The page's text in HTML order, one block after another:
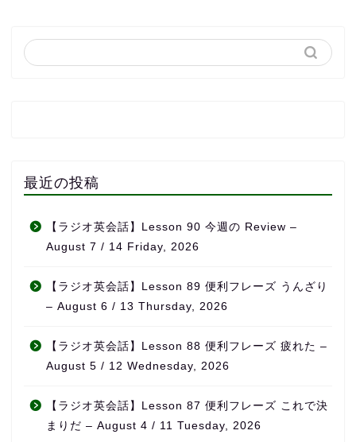
最近の投稿
【ラジオ英会話】Lesson 90 今週の Review –
August 7 / 14 Friday, 2026
【ラジオ英会話】Lesson 89 便利フレーズ うんざり
– August 6 / 13 Thursday, 2026
【ラジオ英会話】Lesson 88 便利フレーズ 疲れた –
August 5 / 12 Wednesday, 2026
【ラジオ英会話】Lesson 87 便利フレーズ これで決
まりだ – August 4 / 11 Tuesday, 2026